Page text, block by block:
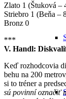
Zlato 1 (Štuková –
Striebro 1 (Beňa –
Bronz 0
***
V. Handl:
Keď rozhodcovia
behu na 200
si to tréner a
sú povinní označiť